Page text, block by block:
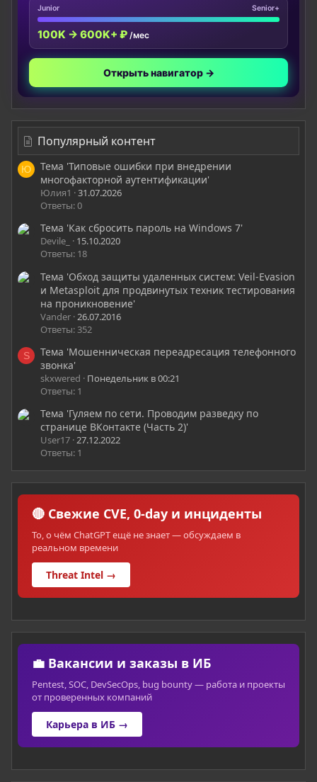
Junior Senior+
100K → 600K+ ₽ /мес
Открыть навигатор →
Популярный контент
Ю
Тема 'Типовые ошибки при внедрении
многофакторной аутентификации'
Юлия1
31.07.2026
Ответы: 0
Тема 'Как сбросить пароль на Windows 7'
Devile_
15.10.2020
Ответы: 18
Тема 'Обход защиты удаленных систем: Veil-Evasion
и Metasploit для продвинутых техник тестирования
на проникновение'
Vander 26.07.2016
Ответы: 352
S
Тема 'Мошенническая переадресация телефонного
звонка'
skxwered
Понедельник в 00:21
Ответы: 1
Тема 'Гуляем по сети. Проводим разведку по
странице ВКонтакте (Часть 2)'
User17 27.12.2022
Ответы: 1
🔴 Свежие CVE, 0-day и инциденты
То, о чём ChatGPT ещё не знает — обсуждаем в
реальном времени
Threat Intel →
💼 Вакансии и заказы в ИБ
Pentest, SOC, DevSecOps, bug bounty — работа и проекты
от проверенных компаний
Карьера в ИБ →